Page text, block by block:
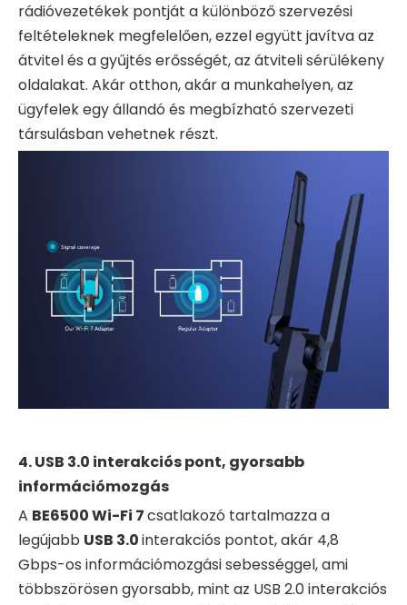
rádióvezetékek pontját a különböző szervezési
feltételeknek megfelelően, ezzel együtt javítva az
átvitel és a gyűjtés erősségét, az átviteli sérülékeny
oldalakat. Akár otthon, akár a munkahelyen, az
ügyfelek egy állandó és megbízható szervezeti
társulásban vehetnek részt.
4. USB 3.0 interakciós pont, gyorsabb
információmozgás
A BE6500 Wi-Fi 7csatlakozó tartalmazza a
legújabb USB 3.0interakciós pontot, akár 4,8
Gbps-os információmozgási sebességgel, ami
többszörösen gyorsabb, mint az USB 2.0 interakciós